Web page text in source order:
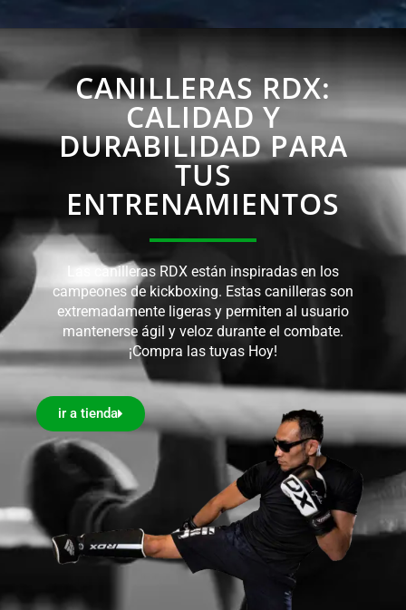
CANILLERAS RDX:
CALIDAD Y
DURABILIDAD PARA
TUS
ENTRENAMIENTOS
Las canilleras RDX están inspiradas en los
campeones de kickboxing. Estas canilleras son
extremadamente ligeras y permiten al usuario
mantenerse ágil y veloz durante el combate.
¡Compra las tuyas Hoy!
ir a tienda